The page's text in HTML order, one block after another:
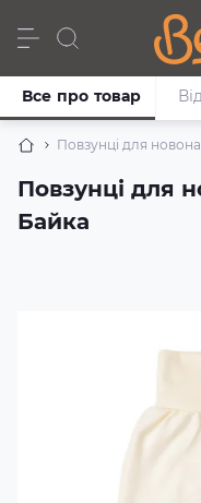
Дівчата Хлопці
Повзунці для
Повзунці для
Байка
Все про товар